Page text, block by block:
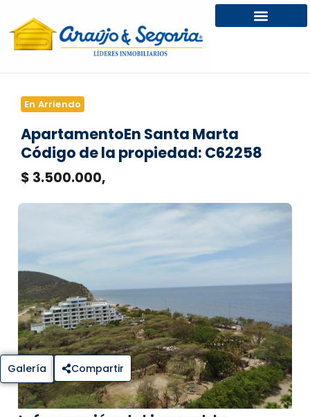
En Arriendo
ApartamentoEn Santa Marta
Código de la propiedad: C62258
$ 3.500.000,
Galería Compartir